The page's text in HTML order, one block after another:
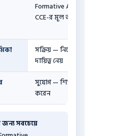
Formative Assessment
CCE-র মূল অংশ
সক্রিয় — নিজেই শেখার
দায়িত্ব নেয়
সুযোগ — শিক্ষক সাহায্য
করেন
জন্য সবচেয়ে